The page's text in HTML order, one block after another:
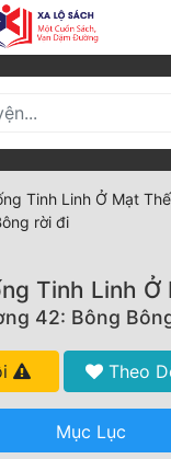
Tinh Linh Ở Mạt Thế
rời đi
Tinh Linh Ở
42: Bông
Theo
Mục Lục